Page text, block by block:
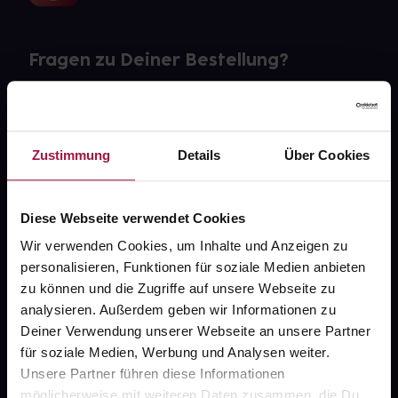
Zustimmung Details Über Cookies
Diese Webseite verwendet Cookies
Wir verwenden Cookies, um Inhalte und Anzeigen zu
personalisieren, Funktionen für soziale Medien anbieten
zu können und die Zugriffe auf unsere Webseite zu
analysieren. Außerdem geben wir Informationen zu
Deiner Verwendung unserer Webseite an unsere Partner
für soziale Medien, Werbung und Analysen weiter.
Unsere Partner führen diese Informationen
Fragen zu Deiner Bestellung?
Über uns
Karriere